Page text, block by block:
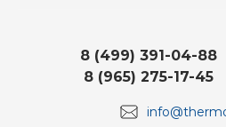
8 (499) 391-04-88
8 (965) 275-17-45